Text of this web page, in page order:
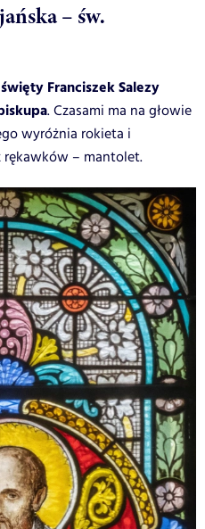
– św.
święty Franciszek Salezy
. Czasami ma na głowie
wyróżnia rokieta i
rękawków – mantolet.